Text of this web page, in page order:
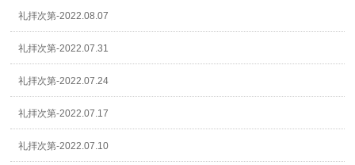
礼拝次第-2022.08.07
礼拝次第-2022.07.31
礼拝次第-2022.07.24
礼拝次第-2022.07.17
礼拝次第-2022.07.10